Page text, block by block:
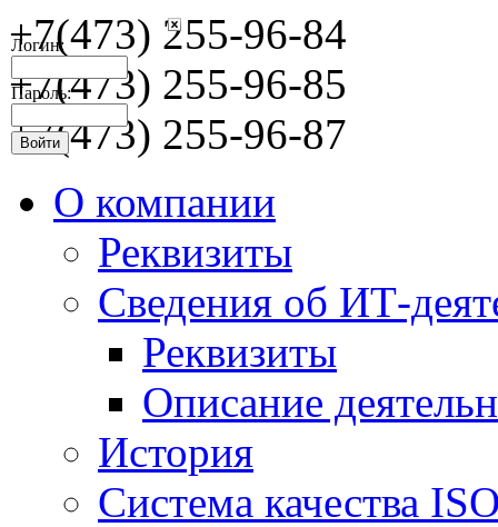
Логин:
Пароль:
+7(473) 255-96-84
+7(473) 255-96-85
+7(473) 255-96-87
О компании
Реквизиты
Сведения об ИТ-
Реквизиты
Описание
История
Система качества